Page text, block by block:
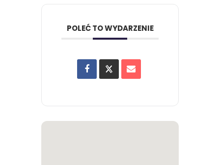
POLEĆ TO WYDARZENIE